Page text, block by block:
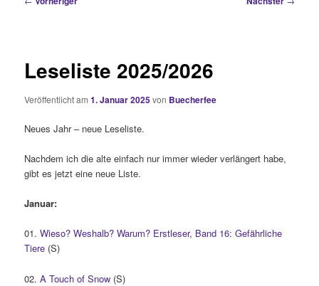
Leseliste 2025/2026
Veröffentlicht am1. Januar 2025von Buecherfee
Neues Jahr – neue Leseliste.
Nachdem ich die alte einfach nur immer wieder verlängert habe,
gibt es jetzt eine neue Liste.
Januar:
01.Wieso? Weshalb? Warum? Erstleser, Band 16: Gefährliche
Tiere (S)
02.A Touch of Snow (S)